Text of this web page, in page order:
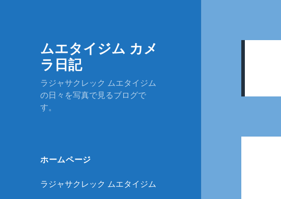
ムエタイジム カメ
ラ日記
ラジャサクレック ムエタイジム
の日々を写真で見るブログで
す。
ホームページ
ラジャサクレック ムエタイジム